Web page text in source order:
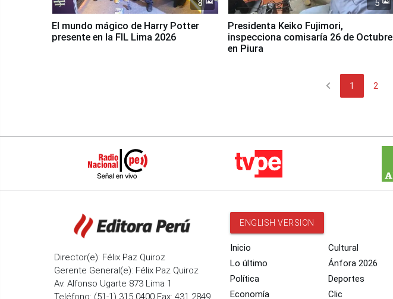
8
El mundo mágico de Harry Potter
presente en la FIL Lima 2026
5
Presidenta Keiko Fujimori,
inspecciona comisaría 26 de Octubre
en Piura
chevron_left 1 2
Director(e): Félix Paz Quiroz
Gerente General(e): Félix Paz Quiroz
Av. Alfonso Ugarte 873 Lima 1
Teléfono: (51-1) 315 0400 Fax: 431 2849
ENGLISH VERSION
Inicio
Lo último
Política
Economía
Cultural
Ánfora 2026
Deportes
Clic